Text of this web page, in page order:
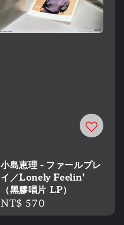
小島恵理 - ファールプレ
イ／Lonely Feelin'
（黑膠唱片 LP）
Regular
price
NT$ 570